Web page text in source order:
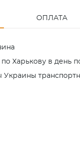
ОПЛАТА
Харькову в день
Украины